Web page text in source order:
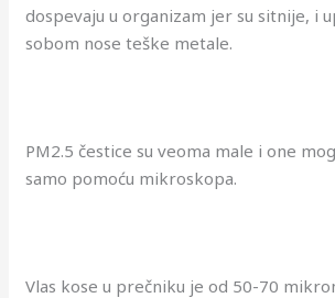
dospevaju u organizam jer su sitnije, i
sobom nose teške metale.
PM2.5 čestice su veoma male i one
samo pomoću mikroskopa.
Vlas kose u prečniku je od 50-70